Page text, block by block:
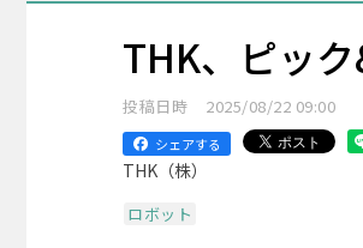
THK、ピッ
投稿日時 2025/08/22 09:00
シェアする
THK（株）
ロボット